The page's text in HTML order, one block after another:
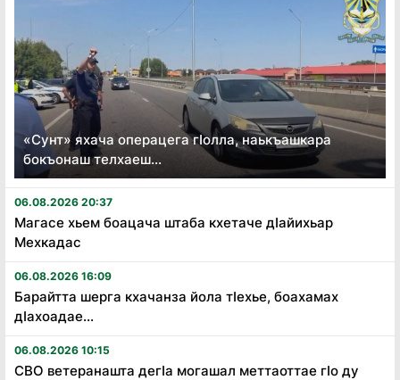
«Сунт» яхача операцега гӏолла, наькъашкара
бокъонаш телхаеш...
06.08.2026 20:37
Магасе хьем боацача штаба кхетаче дӏайихьар
Мехкадас
06.08.2026 16:09
Барайтта шерга кхачанза йола тӏехье, боахамах
дӏахоадае...
06.08.2026 10:15
СВО ветеранашта дегӏа могашал меттаоттае гӏо ду